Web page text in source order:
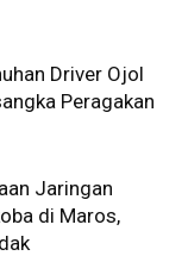
Driver Ojol
Peragakan
Jaringan
di Maros,